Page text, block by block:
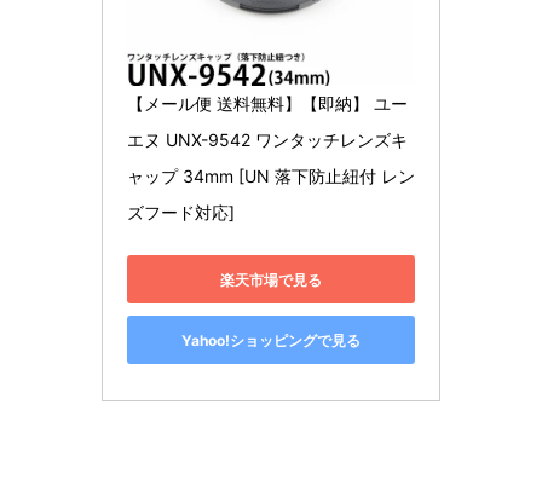
【メール便 送料無料】【即納】 ユー
エヌ UNX-9542 ワンタッチレンズキ
ャップ 34mm [UN 落下防止紐付 レン
ズフード対応]
楽天市場で見る
Yahoo!ショッピングで見る